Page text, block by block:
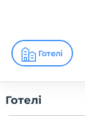
Готелі
Готелі